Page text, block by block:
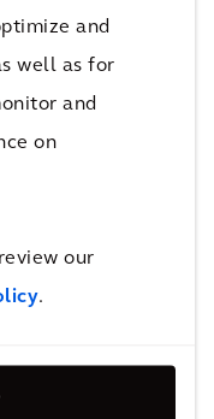
and
well as for
and
on
our
.